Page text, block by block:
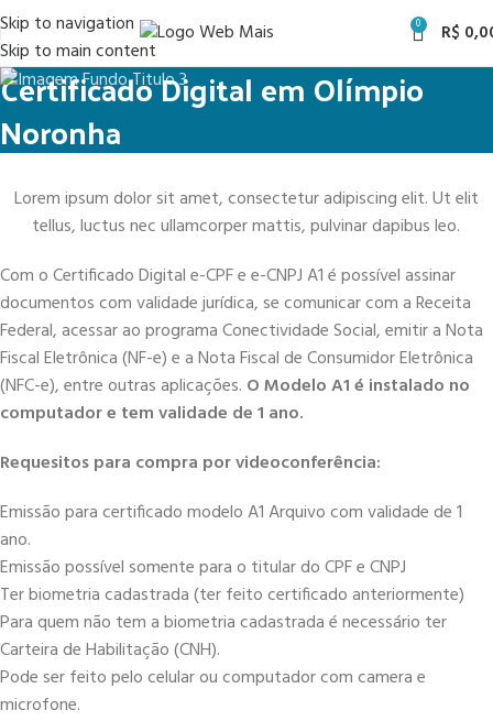
Skip to navigation
Skip to main content
0 R$
Certificado Digital em Olímpio
Noronha
Lorem ipsum dolor sit amet, consectetur adipiscing elit. Ut elit
tellus, luctus nec ullamcorper mattis, pulvinar dapibus leo.
Com o Certificado Digital e-CPF e e-CNPJ A1 é possível assinar
documentos com validade jurídica, se comunicar com a Receita
Federal, acessar ao programa Conectividade Social, emitir a Nota
Fiscal Eletrônica (NF-e) e a Nota Fiscal de Consumidor Eletrônica
(NFC-e), entre outras aplicações. O Modelo A1 é instalado no
computador e tem validade de 1 ano.
Requesitos para compra por videoconferência:
Emissão para certificado modelo A1 Arquivo com validade de 1
ano.
Emissão possível somente para o titular do CPF e CNPJ
Ter biometria cadastrada (ter feito certificado anteriormente)
Para quem não tem a biometria cadastrada é necessário ter
Carteira de Habilitação (CNH).
Pode ser feito pelo celular ou computador com camera e
microfone.